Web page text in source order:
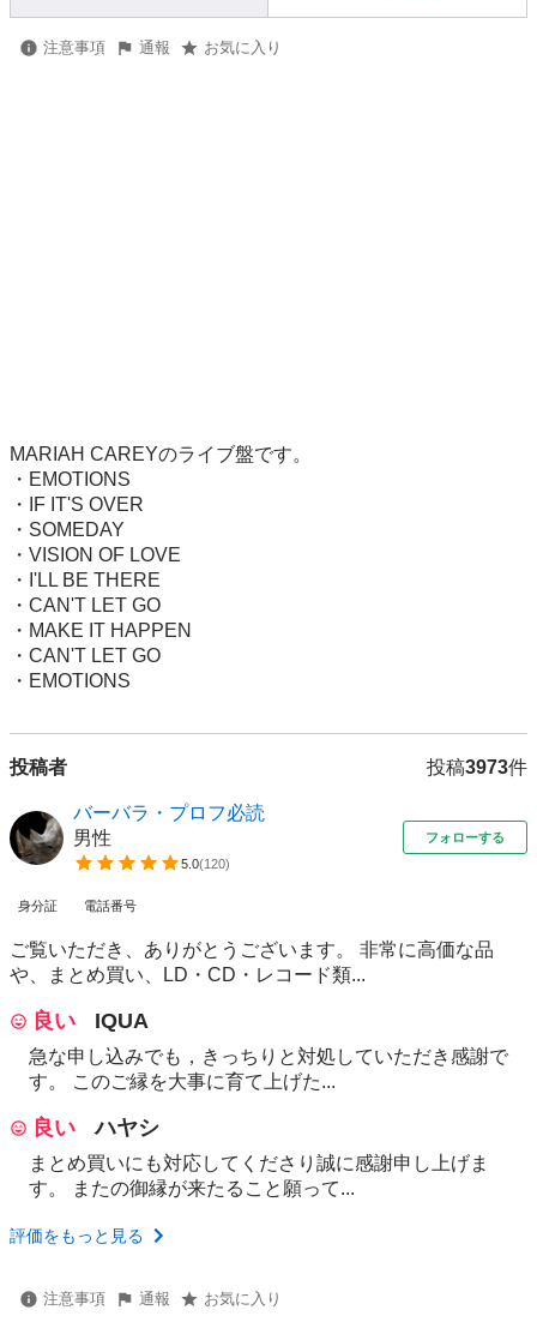
注意事項 通報 お気に入り
MARIAH CAREYのライブ盤です。
・EMOTIONS
・IF IT'S OVER
・SOMEDAY
・VISION OF LOVE
・I'LL BE THERE
・CAN'T LET GO
・MAKE IT HAPPEN
・CAN'T LET GO
・EMOTIONS
投稿者 投稿3973件
バーバラ・プロフ必読
男性
5.0(120)
フォローする
身分証 電話番号
ご覧いただき、ありがとうございます。 非常に高価な品
や、まとめ買い、LD・CD・レコード類...
良い IQUA
急な申し込みでも，きっちりと対処していただき感謝で
す。 このご縁を大事に育て上げた...
良い ハヤシ
まとめ買いにも対応してくださり誠に感謝申し上げま
す。 またの御縁が来たること願って...
評価をもっと見る
注意事項 通報 お気に入り